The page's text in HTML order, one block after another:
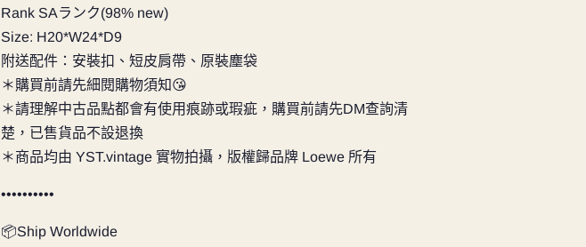
Rank SAランク(98% new)
Size: H20*W24*D9
附送配件：安裝扣、短皮肩帶、原裝塵袋
＊購買前請先細閱購物須知😘
＊請理解中古品點都會有使用痕跡或瑕疵，購買前請先DM查詢清
楚，已售貨品不設退換
＊商品均由 YST.vintage 實物拍攝，版權歸品牌 Loewe 所有
••••••••••
📦Ship Worldwide